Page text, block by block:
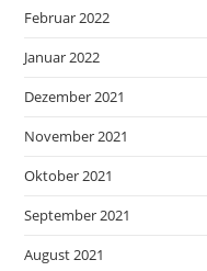
Februar 2022
Januar 2022
Dezember 2021
November 2021
Oktober 2021
September 2021
August 2021